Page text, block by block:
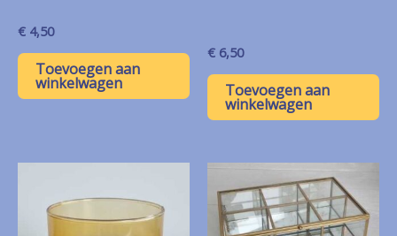
€ 4,50
Toevoegen aan
winkelwagen
€ 6,50
Toevoegen aan
winkelwagen